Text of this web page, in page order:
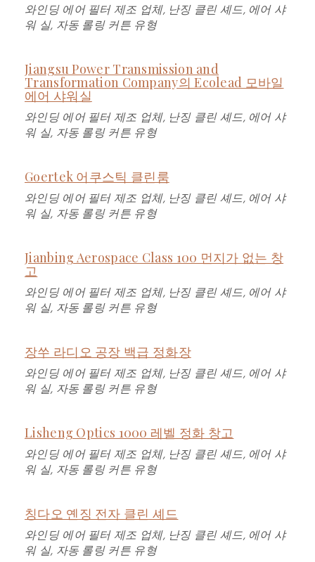
와인딩 에어 필터 제조 업체, 난징 클린 셰드, 에어 샤
워 실, 자동 롤링 커튼 유형
Jiangsu Power Transmission and
Transformation Company의 Ecolead 모바일
에어 샤워실
와인딩 에어 필터 제조 업체, 난징 클린 셰드, 에어 샤
워 실, 자동 롤링 커튼 유형
Goertek 어쿠스틱 클린룸
와인딩 에어 필터 제조 업체, 난징 클린 셰드, 에어 샤
워 실, 자동 롤링 커튼 유형
Jianbing Aerospace Class 100 먼지가 없는 창
고
와인딩 에어 필터 제조 업체, 난징 클린 셰드, 에어 샤
워 실, 자동 롤링 커튼 유형
장쑤 라디오 공장 백급 정화장
와인딩 에어 필터 제조 업체, 난징 클린 셰드, 에어 샤
워 실, 자동 롤링 커튼 유형
Lisheng Optics 1000 레벨 정화 창고
와인딩 에어 필터 제조 업체, 난징 클린 셰드, 에어 샤
워 실, 자동 롤링 커튼 유형
칭다오 옌징 전자 클린 셰드
와인딩 에어 필터 제조 업체, 난징 클린 셰드, 에어 샤
워 실, 자동 롤링 커튼 유형